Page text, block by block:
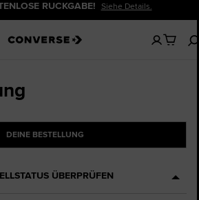
RÜCKGABE! Siehe Details.
Keine
artikel
DEINE BESTELLUNG
ÜBERPRÜFEN